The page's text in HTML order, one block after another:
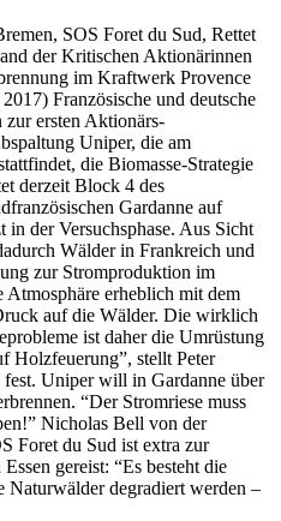
SOS Foret du Sud, Rettet
der Kritischen Aktionärinnen
im Kraftwerk Provence
Französische und deutsche
ersten Aktionärs-
Uniper, die am
die Biomasse-Strategie
derzeit Block 4 des
Gardanne auf
der Versuchsphase. Aus Sicht
Wälder in Frankreich und
zur Stromproduktion im
Atmosphäre erheblich mit dem
auf die Wälder. Die wirklich
ist daher die Umrüstung
Holzfeuerung”, stellt Peter
Uniper will in Gardanne über
“Der Stromriese muss
Nicholas Bell von der
Foret du Sud ist extra zur
gereist: “Es besteht die
Naturwälder degradiert werden –